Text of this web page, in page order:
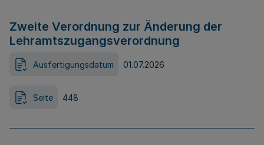
Zweite Verordnung zur Änderung der
Lehramtszugangsverordnung
Ausfertigungsdatum 01.07.2026
Seite 448